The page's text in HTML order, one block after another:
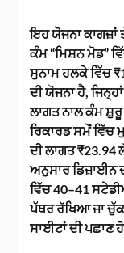
ਇਹ ਯੋਜਨਾ ਕਾਗਜ਼ਾਂ
ਕੰਮ “ਮਿਸ਼ਨ ਮੋਡ”
ਸੁਨਾਮ ਹਲਕੇ ਵਿੱਚ
ਦੀ ਯੋਜਨਾ ਹੈ,
ਲਾਗਤ ਨਾਲ ਕੰਮ
ਰਿਕਾਰਡ ਸਮੇਂ ਵਿੱਚ
ਦੀ ਲਾਗਤ ₹23.94
ਅਨੁਸਾਰ ਡਿਜ਼ਾਈਨ
ਵਿੱਚ 40–41
ਪੱਥਰ ਰੱਖਿਆ ਜਾ
ਸਾਈਟਾਂ ਦੀ ਪਛਾਣ